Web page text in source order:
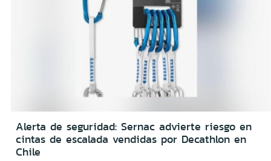
Alerta de seguridad: Sernac advierte riesgo en
cintas de escalada vendidas por Decathlon en
Chile